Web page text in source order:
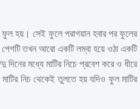
ফুল হয়। সেই ফুলে পরাগয়ান হবার পর ফুলের
তখন আরো একটি লম্বা হয়ে ওঠা একটি
মধ্যে মাটির নিচে প্রবেশ করে ও ধীরে
নিচ থেকেই তুলতে হয় যদিও ফুল মাটির